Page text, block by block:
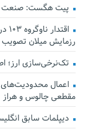
پیت هگست: صنعت
رزمایش میلان
تک‌نرخی‌سازی ارز؛
اعمال محدودیت‌های
مقطعی چالوس و هراز
دیپلمات سابق